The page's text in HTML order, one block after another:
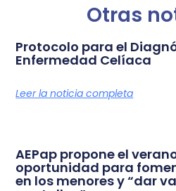
Otras
Protocolo para el
Enfermedad Celíaca
Leer la noticia completa
AEPap propone el
oportunidad para
en los menores y “dar